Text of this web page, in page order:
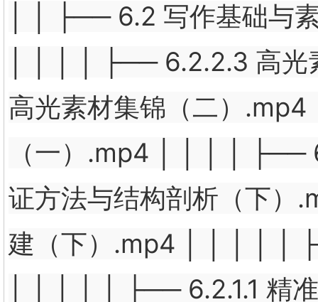
│ │ ├── 6.2 写作基础与
│ │ │ │ ├── 6.2.2.3 高
高光素材集锦（二）
（一）.mp4 │ │ │ │
证方法与结构剖析（下）
建（下）.mp4 │ │ │ │ │
│ │ │ │ │ ├── 6.2.1.1 精